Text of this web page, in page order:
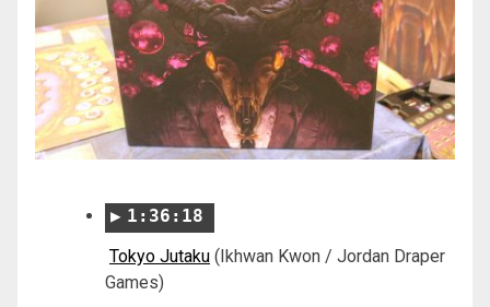
1:36:18
Tokyo Jutaku (Ikhwan Kwon / Jordan Draper
Games)